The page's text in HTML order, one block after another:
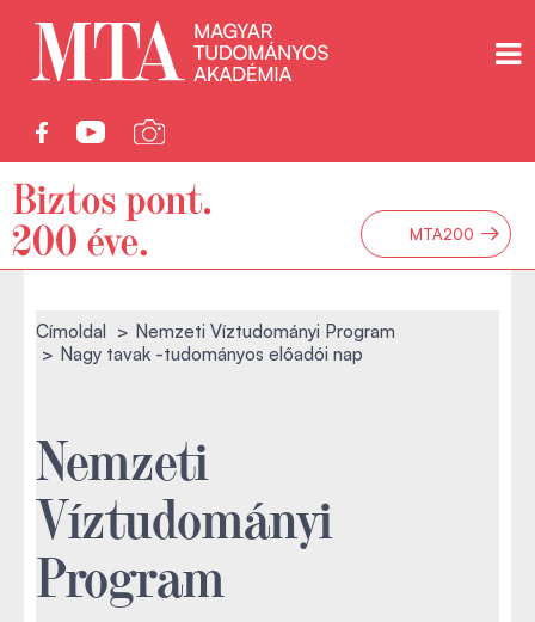
MTA200 →
Címoldal
Nemzeti Víztudományi Program
Nagy tavak -tudományos előadói nap
Nemzeti
Víztudományi
Program